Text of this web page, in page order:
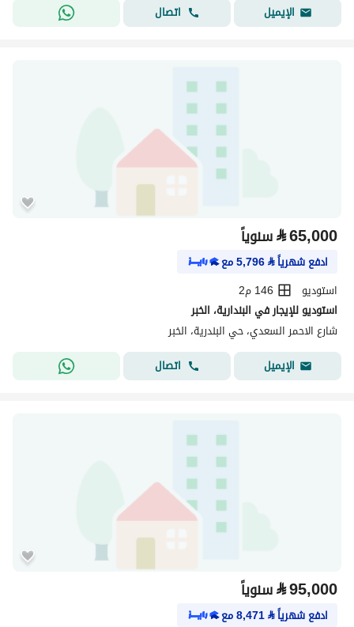
الإيميل
اتصال
⃁65,000 سنوياً
ادفع شهرياً⃁
5,796مع
استوديو
146 م2
استوديو للإيجار في البندارية، الخبر
شارع الاحمر السعدي، حي البندرية، الخبر
الإيميل
اتصال
⃁95,000 سنوياً
ادفع شهرياً⃁
8,471مع